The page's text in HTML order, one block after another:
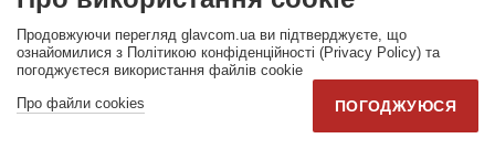
зможе задовольнити значну частину потреб
населення.
Довгострокова загроза
Продовжуючи перегляд glavcom.ua ви підтверджуєте, що
ознайомилися з Політикою конфіденційності (Privacy Policy) та
погоджуєтеся використання файлів cookie
Про файли cookies
ПОГОДЖУЮСЯ